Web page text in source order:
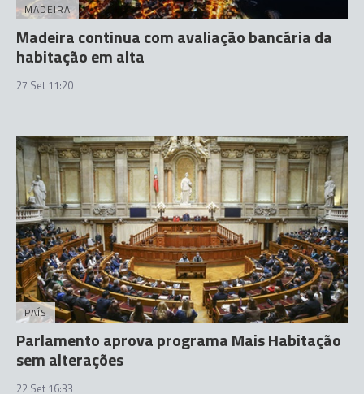
MADEIRA
Madeira continua com avaliação bancária da
habitação em alta
27 Set 11:20
PAÍS
Parlamento aprova programa Mais Habitação
sem alterações
22 Set 16:33